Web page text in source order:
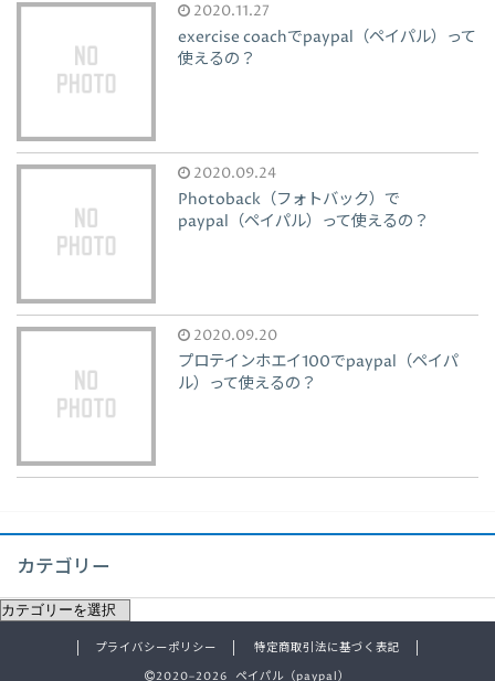
2020.11.27
exercise coachでpaypal（ペイパル）って
使えるの？
2020.09.24
Photoback（フォトバック）で
paypal（ペイパル）って使えるの？
2020.09.20
プロテインホエイ100でpaypal（ペイパ
ル）って使えるの？
カテゴリー
プライバシーポリシー
特定商取引法に基づく表記
2020–2026 ペイパル（paypal）